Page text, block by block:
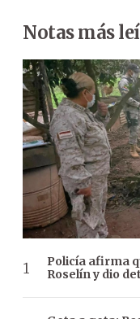
Notas más
Policía afirma
Roselín y dio